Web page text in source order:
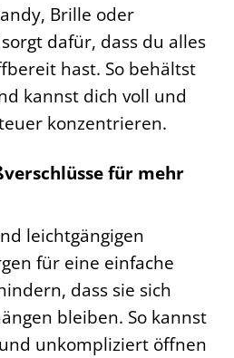
Brille oder
dafür, dass du alles
hast. So behältst
kannst dich voll und
konzentrieren.
für mehr
leichtgängigen
für eine einfache
dass sie sich
bleiben. So kannst
unkompliziert öffnen